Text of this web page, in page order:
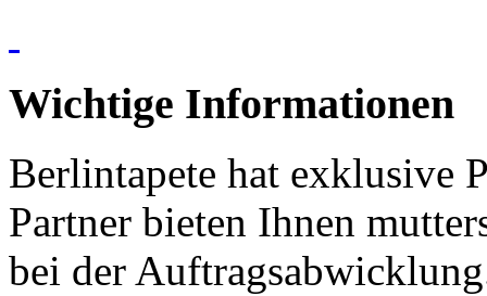
Wichtige Informationen
Berlintapete hat exklusive
Partner bieten Ihnen
bei der